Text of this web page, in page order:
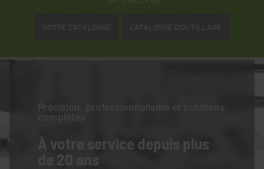
NOTRE CATALOGUE CATALOGUE D'OUTILLAGE
Précision, professionnalisme et solutions
complètes
À votre service depuis plus
de 20 ans